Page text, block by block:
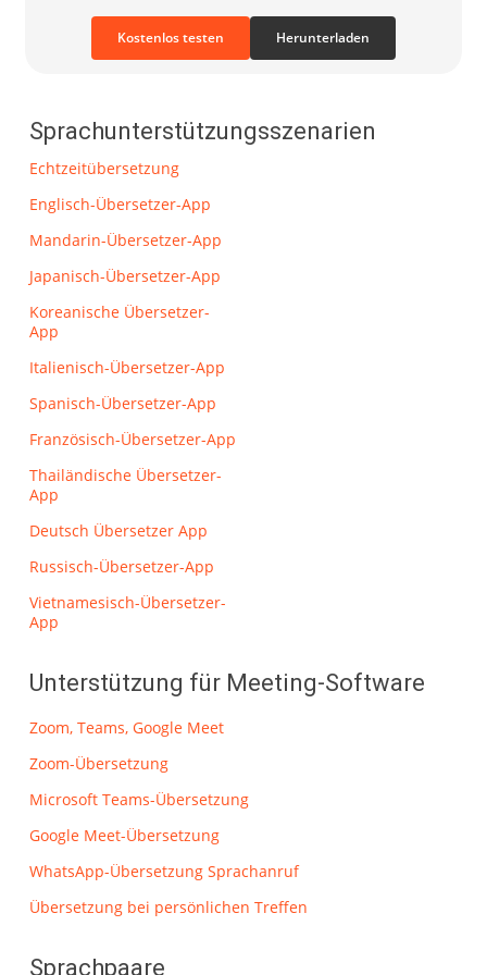
Kostenlos testen Herunterladen
Sprachunterstützungsszenarien
Echtzeitübersetzung
Englisch-Übersetzer-App
Mandarin-Übersetzer-App
Japanisch-Übersetzer-App
Koreanische Übersetzer-
App
Italienisch-Übersetzer-App
Spanisch-Übersetzer-App
Französisch-Übersetzer-App
Thailändische Übersetzer-
App
Deutsch Übersetzer App
Russisch-Übersetzer-App
Vietnamesisch-Übersetzer-
App
Unterstützung für Meeting-Software
Zoom, Teams, Google Meet
Zoom-Übersetzung
Microsoft Teams-Übersetzung
Google Meet-Übersetzung
WhatsApp-Übersetzung Sprachanruf
Übersetzung bei persönlichen Treffen
Sprachpaare